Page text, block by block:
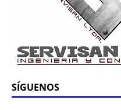
SÍGUENOS